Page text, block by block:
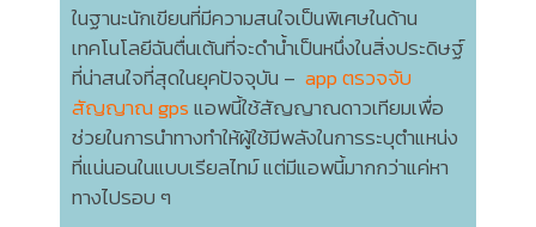
ในฐานะนักเขียนที่มีความสนใจเป็นพิเศษในด้าน
เทคโนโลยีฉันตื่นเต้นที่จะดำน้ำเป็นหนึ่งในสิ่งประดิษฐ์
ที่น่าสนใจที่สุดในยุคปัจจุบัน – app ตรวจจับ
สัญญาณ gpsแอพนี้ใช้สัญญาณดาวเทียมเพื่อ
ช่วยในการนำทางทำให้ผู้ใช้มีพลังในการระบุตำแหน่ง
ที่แน่นอนในแบบเรียลไทม์ แต่มีแอพนี้มากกว่าแค่หา
ทางไปรอบ ๆ